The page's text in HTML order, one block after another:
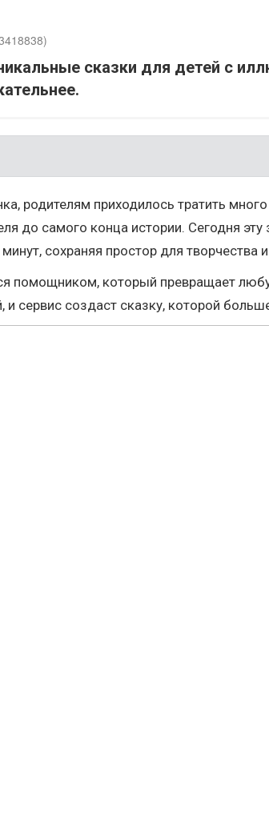
сказки для детей с
родителям приходилось тратить
до самого конца истории. Сегодня
сохраняя простор для творчества
помощником, который превращает
сервис создаст сказку, которой